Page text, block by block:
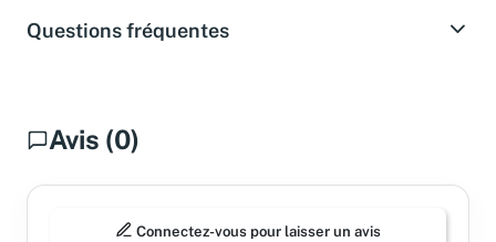
Questions fréquentes
Avis (0)
Connectez-vous pour laisser un avis